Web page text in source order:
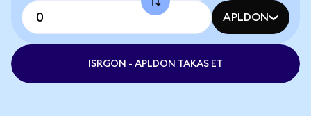
APLDON
ISRGON - APLDON TAKAS ET